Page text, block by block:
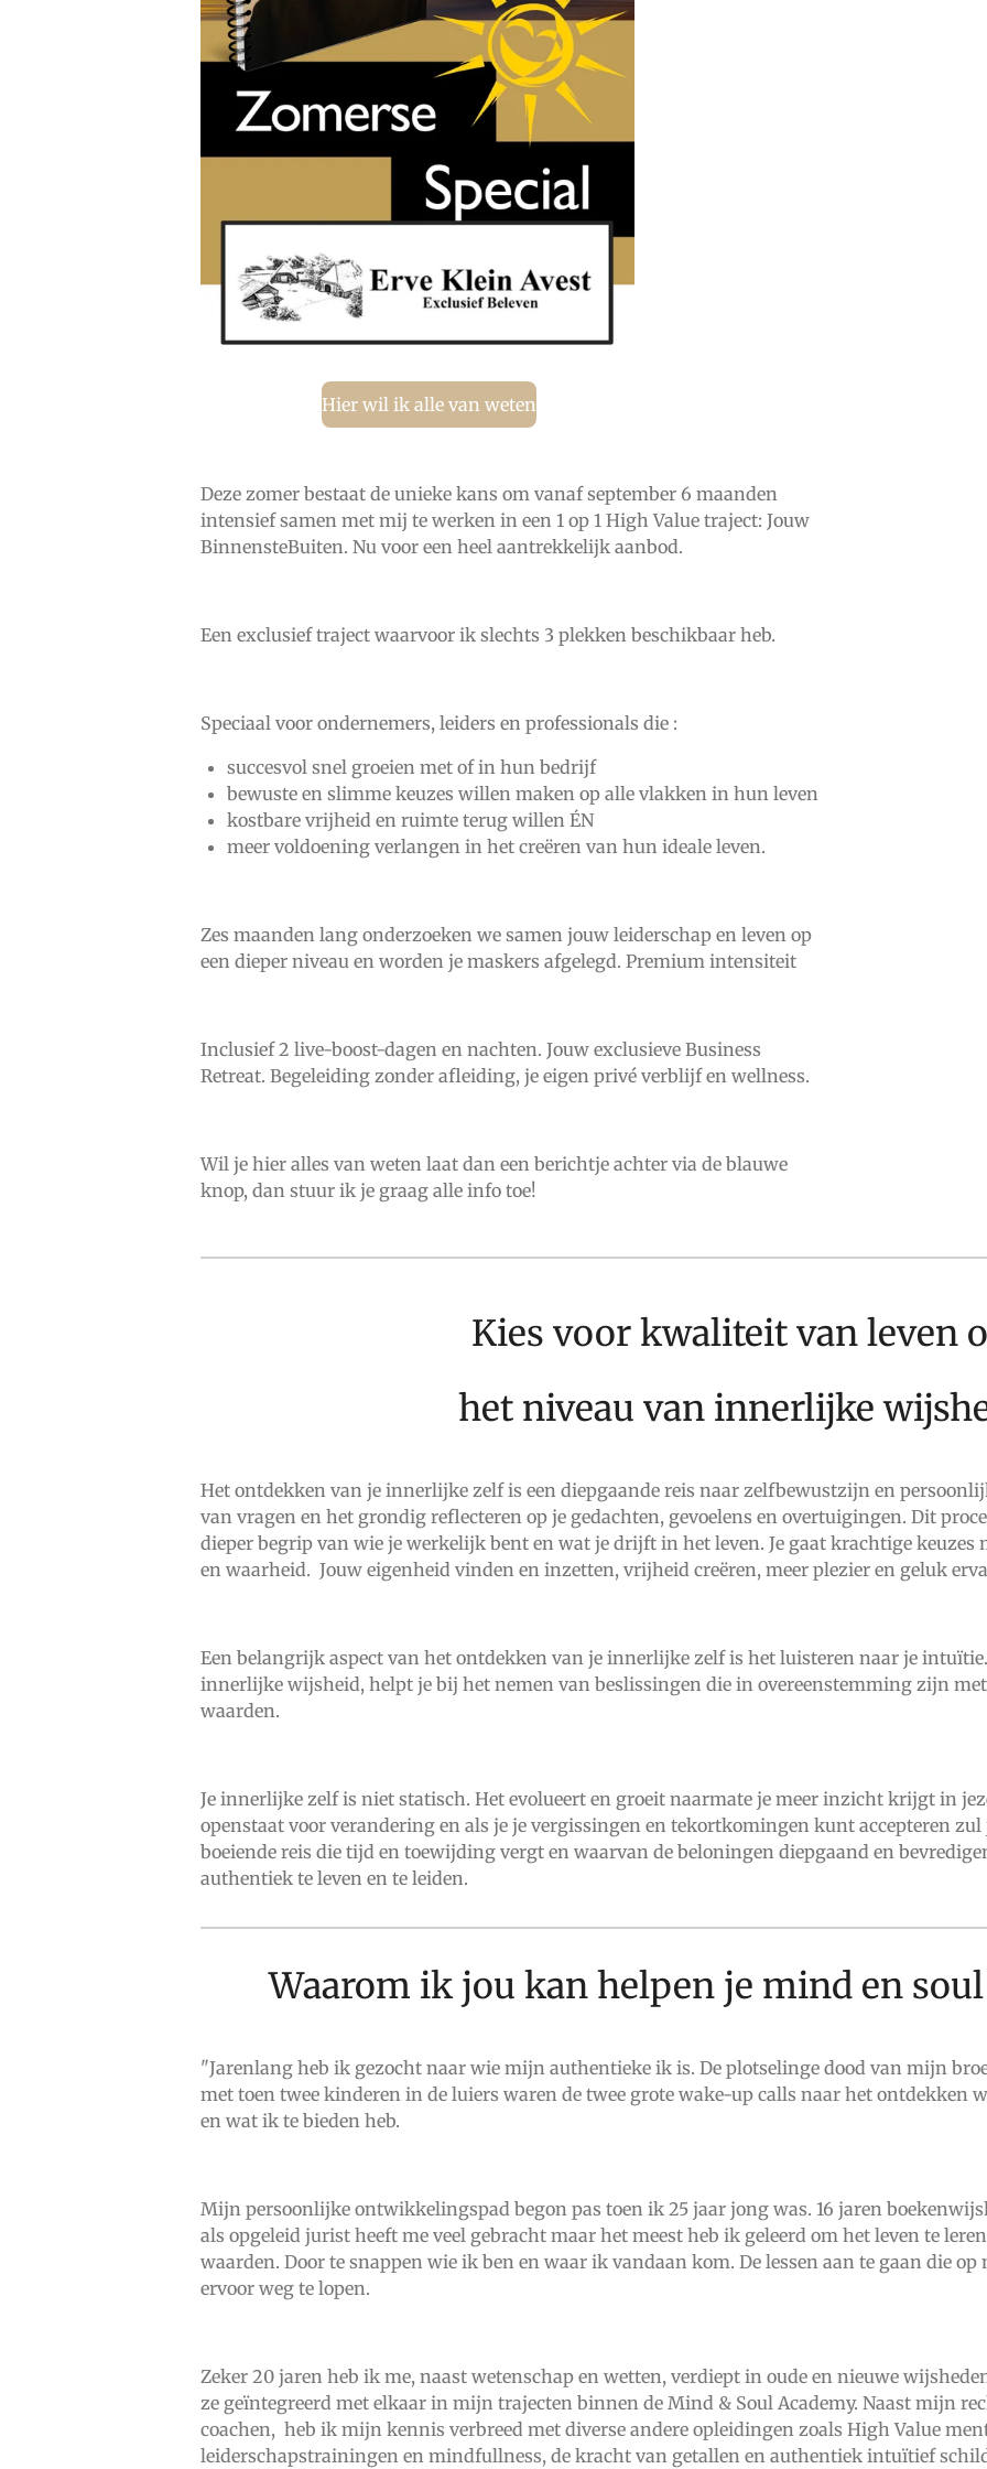
Hier wil ik alle van weten
Deze zomer bestaat de unieke kans om vanaf september 6 maanden
intensief samen met mij te werken in een 1 op 1 High Value traject: Jouw
BinnensteBuiten. Nu voor een heel aantrekkelijk aanbod.
Een exclusief traject waarvoor ik slechts 3 plekken beschikbaar heb.
Speciaal voor ondernemers, leiders en professionals die :
succesvol snel groeien met of in hun bedrijf
bewuste en slimme keuzes willen maken op alle vlakken in hun leven
kostbare vrijheid en ruimte terug willen ÉN
meer voldoening verlangen in het creëren van hun ideale leven.
Zes maanden lang onderzoeken we samen jouw leiderschap en leven op
een dieper niveau en worden je maskers afgelegd. Premium intensiteit
Inclusief 2 live-boost-dagen en nachten. Jouw exclusieve Business
Retreat. Begeleiding zonder afleiding, je eigen privé verblijf en wellness.
Wil je hier alles van weten laat dan een berichtje achter via de blauwe
knop, dan stuur ik je graag alle info toe!
Kies voor kwaliteit van leven
het niveau van innerlijke
Het ontdekken van je innerlijke zelf is een diepgaande reis naar zelfbewustzijn en
van vragen en het grondig reflecteren op je gedachten, gevoelens en overtuigingen. Dit
dieper begrip van wie je werkelijk bent en wat je drijft in het leven. Je gaat krachtige
en waarheid. Jouw eigenheid vinden en inzetten, vrijheid creëren, meer plezier en geluk
Een belangrijk aspect van het ontdekken van je innerlijke zelf is het luisteren naar je
innerlijke wijsheid, helpt je bij het nemen van beslissingen die in overeenstemming zijn
waarden.
Je innerlijke zelf is niet statisch. Het evolueert en groeit naarmate je meer inzicht krijgt in
openstaat voor verandering en als je je vergissingen en tekortkomingen kunt accepteren zul
boeiende reis die tijd en toewijding vergt en waarvan de beloningen diepgaand en
authentiek te leven en te leiden.
Waarom ik jou kan helpen je mind en
"Jarenlang heb ik gezocht naar wie mijn authentieke ik is. De plotselinge dood van mijn
met toen twee kinderen in de luiers waren de twee grote wake-up calls naar het ontdekken
en wat ik te bieden heb.
Mijn persoonlijke ontwikkelingspad begon pas toen ik 25 jaar jong was. 16 jaren
als opgeleid jurist heeft me veel gebracht maar het meest heb ik geleerd om het leven te
waarden. Door te snappen wie ik ben en waar ik vandaan kom. De lessen aan te gaan die
ervoor weg te lopen.
Zeker 20 jaren heb ik me, naast wetenschap en wetten, verdiept in oude en nieuwe
ze geïntegreerd met elkaar in mijn trajecten binnen de Mind & Soul Academy. Naast mijn
coachen, heb ik mijn kennis verbreed met diverse andere opleidingen zoals High Value
leiderschapstrainingen en mindfullness, de kracht van getallen en authentiek intuïtief